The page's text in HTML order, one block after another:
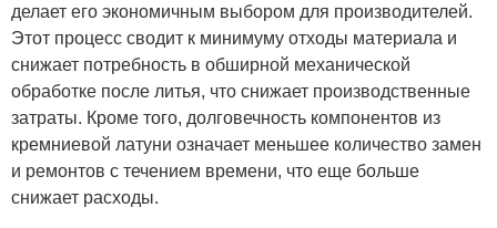
делает его экономичным выбором для производителей.
Этот процесс сводит к минимуму отходы материала и
снижает потребность в обширной механической
обработке после литья, что снижает производственные
затраты. Кроме того, долговечность компонентов из
кремниевой латуни означает меньшее количество замен
и ремонтов с течением времени, что еще больше
снижает расходы.